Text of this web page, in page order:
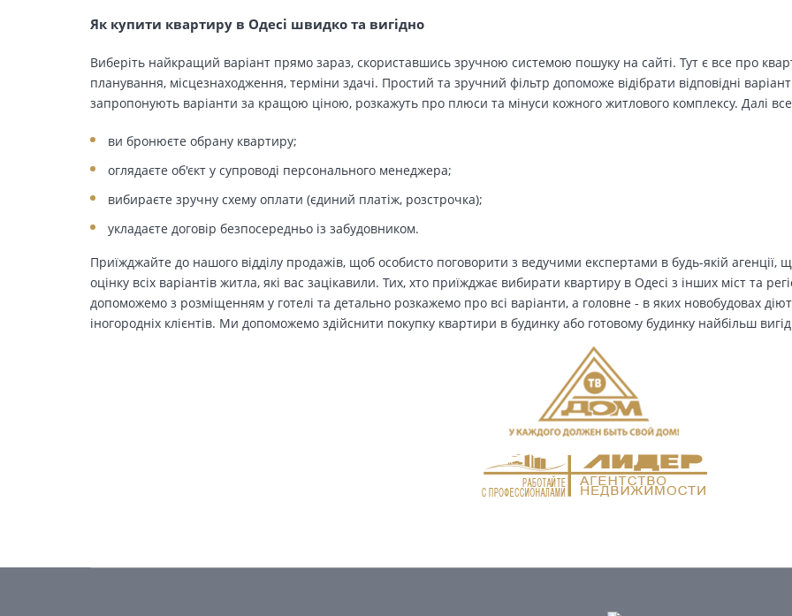
Як купити квартиру в Одесі швидко та вигідно
Виберіть найкращий варіант прямо зараз, скориставшись зручною системою пошуку на сайті. Тут є все про
планування, місцезнаходження, терміни здачі. Простий та зручний фільтр допоможе відібрати відповідні
запропонують варіанти за кращою ціною, розкажуть про плюси та мінуси кожного житлового комплексу. Далі
ви бронюєте обрану квартиру;
оглядаєте об'єкт у супроводі персонального менеджера;
вибираєте зручну схему оплати (єдиний платіж, розстрочка);
укладаєте договір безпосередньо із забудовником.
Приїжджайте до нашого відділу продажів, щоб особисто поговорити з ведучими експертами в будь-якій агенції,
оцінку всіх варіантів житла, які вас зацікавили. Тих, хто приїжджає вибирати квартиру в Одесі з інших міст та
допоможемо з розміщенням у готелі та детально розкажемо про всі варіанти, а головне - в яких новобудовах
іногородніх клієнтів. Ми допоможемо здійснити покупку квартири в будинку або готовому будинку найбільш